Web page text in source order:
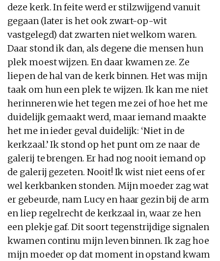
deze kerk. In feite werd er stilzwijgend vanuit
gegaan (later is het ook zwart-op-wit
vastgelegd) dat zwarten niet welkom waren.
Daar stond ik dan, als degene die mensen hun
plek moest wijzen. En daar kwamen ze. Ze
liepen de hal van de kerk binnen. Het was mijn
taak om hun een plek te wijzen. Ik kan me niet
herinneren wie het tegen me zei of hoe het me
duidelijk gemaakt werd, maar iemand maakte
het me in ieder geval duidelijk: ‘Niet in de
kerkzaal.’ Ik stond op het punt om ze naar de
galerij te brengen. Er had nog nooit iemand op
de galerij gezeten. Nooit! Ik wist niet eens of er
wel kerkbanken stonden. Mijn moeder zag wat
er gebeurde, nam Lucy en haar gezin bij de arm
en liep regelrecht de kerkzaal in, waar ze hen
een plekje gaf. Dit soort tegenstrijdige signalen
kwamen continu mijn leven binnen. Ik zag hoe
mijn moeder op dat moment in opstand kwam